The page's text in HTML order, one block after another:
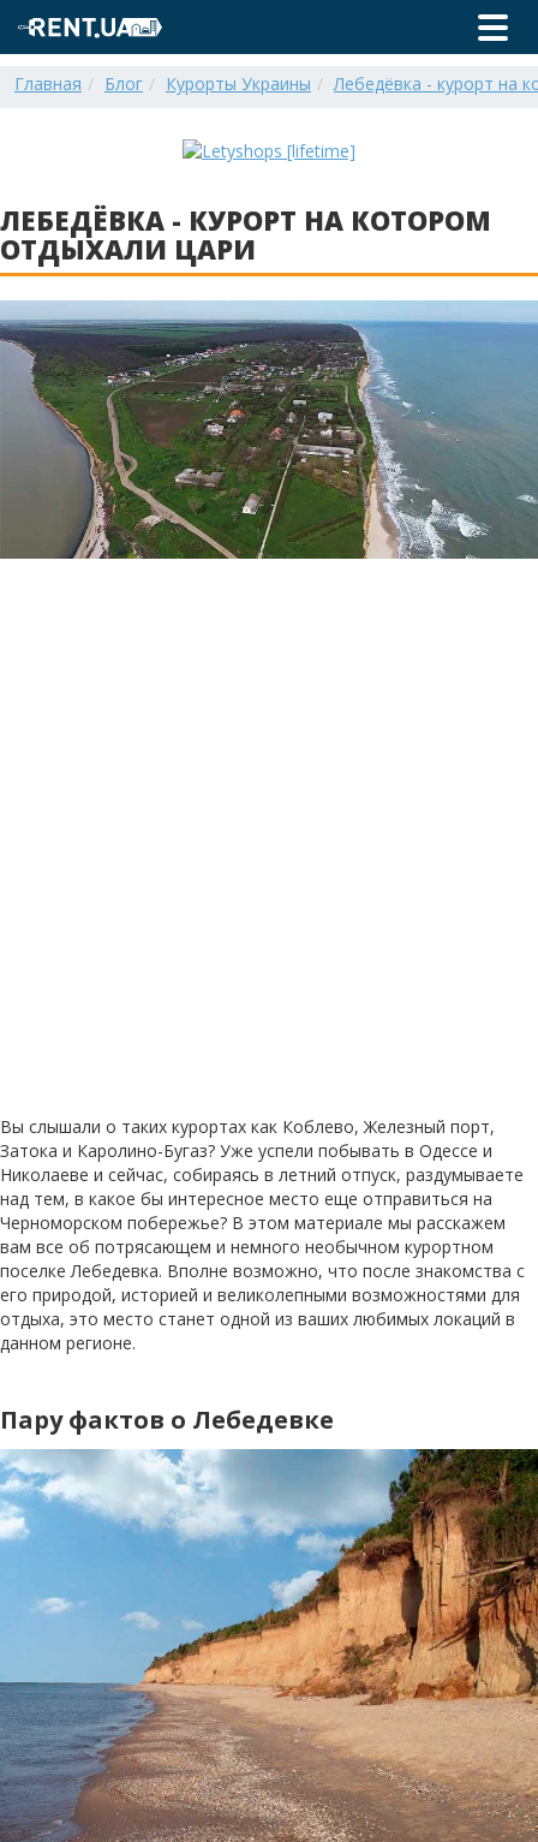
Главная Блог Курорты Украины Лебедёвка - курорт на
ЛЕБЕДЁВКА - КУРОРТ НА КОТОРОМ
ОТДЫХАЛИ ЦАРИ
Вы слышали о таких курортах как Коблево, Железный порт,
Затока и Каролино-Бугаз? Уже успели побывать в Одессе и
Николаеве и сейчас, собираясь в летний отпуск, раздумываете
над тем, в какое бы интересное место еще отправиться на
Черноморском побережье? В этом материале мы расскажем
вам все об потрясающем и немного необычном курортном
поселке Лебедевка. Вполне возможно, что после знакомства с
его природой, историей и великолепными возможностями для
отдыха, это место станет одной из ваших любимых локаций в
данном регионе.
Пару фактов о Лебедевке